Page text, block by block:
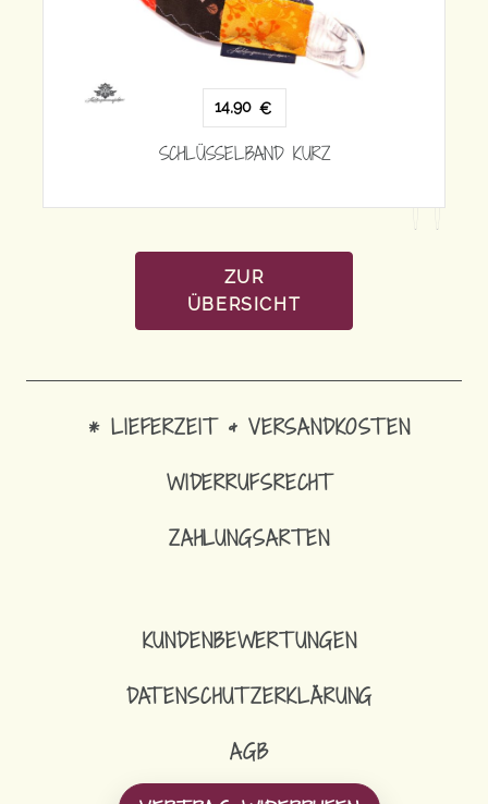
14,90
SCHLÜSSELBAND KURZ
ZUR
ÜBERSICHT
* LIEFERZEIT & VERSANDKOSTEN
WIDERRUFSRECHT
ZAHLUNGSARTEN
KUNDENBEWERTUNGEN
DATENSCHUTZERKLÄRUNG
AGB